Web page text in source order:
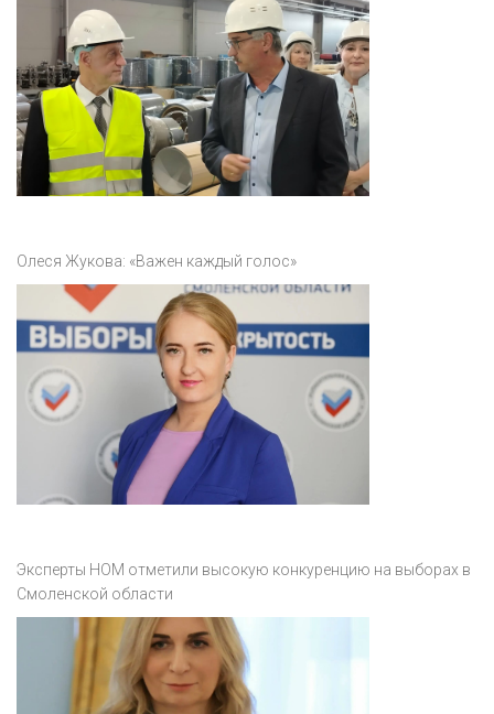
Олеся Жукова: «Важен каждый голос»
Эксперты НОМ отметили высокую конкуренцию на выборах в
Смоленской области